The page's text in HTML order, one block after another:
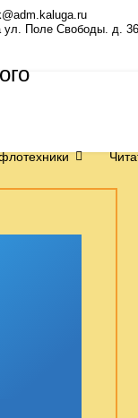
ул. Поле Свободы. д.